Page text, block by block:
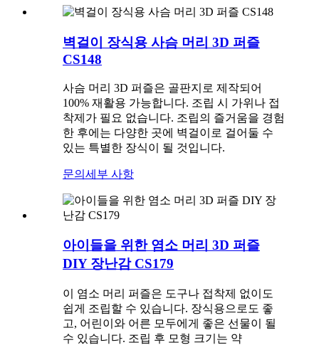
벽걸이 장식용 사슴 머리 3D 퍼즐
CS148
사슴 머리 3D 퍼즐은 골판지로 제작되어
100% 재활용 가능합니다. 조립 시 가위나 접
착제가 필요 없습니다. 조립의 즐거움을 경험
한 후에는 다양한 곳에 벽걸이로 걸어둘 수
있는 특별한 장식이 될 것입니다.
문의 세부 사항
아이들을 위한 염소 머리 3D 퍼즐
DIY 장난감 CS179
이 염소 머리 퍼즐은 도구나 접착제 없이도
쉽게 조립할 수 있습니다. 장식용으로도 좋
고, 어린이와 어른 모두에게 좋은 선물이 될
수 있습니다. 조립 후 모형 크기는 약